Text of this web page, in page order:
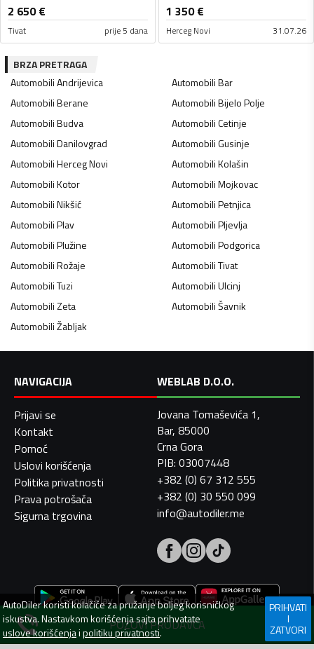
POZOVI PRODAVCA
2 650€
Tivat prije 5 dana
1 350€
Herceg Novi 31.07.26
BRZA PRETRAGA
AutomobiliAndrijevica AutomobiliBar
AutomobiliBerane AutomobiliBijelo Polje
AutomobiliBudva AutomobiliCetinje
AutomobiliDanilovgrad AutomobiliGusinje
AutomobiliHerceg Novi AutomobiliKolašin
AutomobiliKotor AutomobiliMojkovac
AutomobiliNikšić AutomobiliPetnjica
AutomobiliPlav AutomobiliPljevlja
AutomobiliPlužine AutomobiliPodgorica
AutomobiliRožaje AutomobiliTivat
AutomobiliTuzi AutomobiliUlcinj
AutomobiliZeta AutomobiliŠavnik
AutomobiliŽabljak
NAVIGACIJA
Prijavi se
Kontakt
Pomoć
Uslovi korišćenja
Politika privatnosti
Prava potrošača
Sigurna trgovina
WEBLAB D.O.O.
Jovana Tomaševića 1,
Bar, 85000
Crna Gora
PIB: 03007448
+382 (0) 67 312 555
+382 (0) 30 550 099
info@autodiler.me
AutoDilerkoristi kolačiće za pružanje boljeg korisničkog
iskustva. Nastavkom korišćenja sajta prihvatate
uslove korišćenjaipolitiku privatnosti.
PRIHVATI
I
ZATVORI